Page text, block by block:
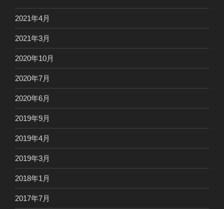
2021年4月
2021年3月
2020年10月
2020年7月
2020年6月
2019年9月
2019年4月
2019年3月
2018年1月
2017年7月